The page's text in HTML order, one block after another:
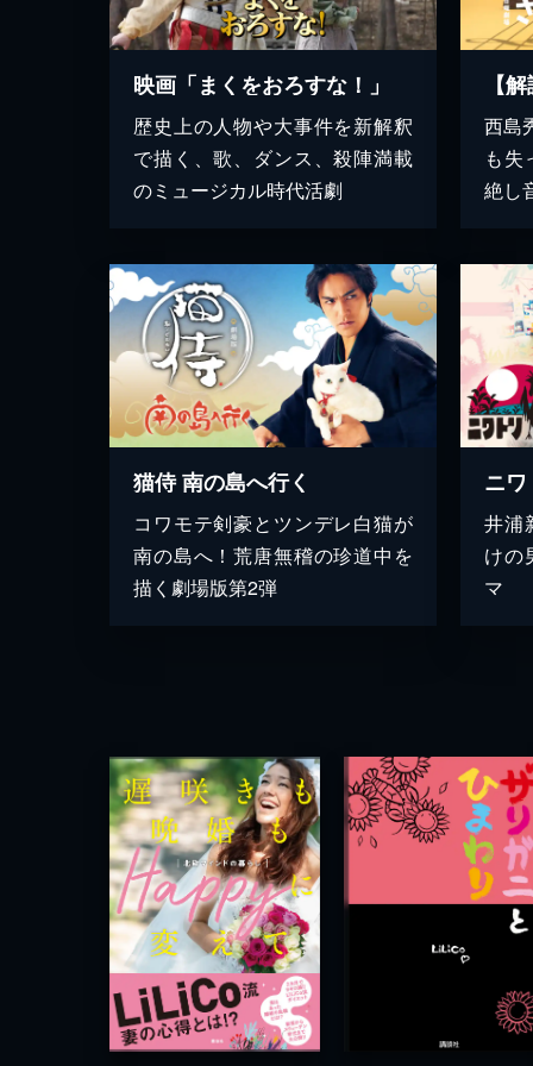
映画「まくをおろすな！」
歴史上の人物や大事件を新解釈
で描く、歌、ダンス、殺陣満載
のミュージカル時代活劇
西島
も失
絶し
猫侍 南の島へ行く
コワモテ剣豪とツンデレ白猫が
南の島へ！荒唐無稽の珍道中を
描く劇場版第2弾
ニ
井浦
けの
マ